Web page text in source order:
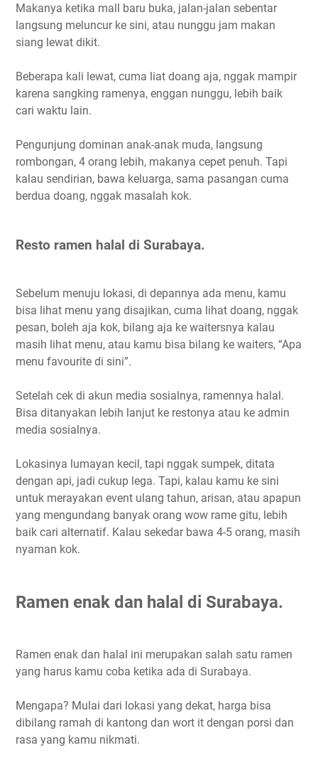
Makanya ketika mall baru buka, jalan-jalan sebentar
langsung meluncur ke sini, atau nunggu jam makan
siang lewat dikit.
Beberapa kali lewat, cuma liat doang aja, nggak mampir
karena sangking ramenya, enggan nunggu, lebih baik
cari waktu lain.
Pengunjung dominan anak-anak muda, langsung
rombongan, 4 orang lebih, makanya cepet penuh. Tapi
kalau sendirian, bawa keluarga, sama pasangan cuma
berdua doang, nggak masalah kok.
Resto ramen halal di Surabaya.
Sebelum menuju lokasi, di depannya ada menu, kamu
bisa lihat menu yang disajikan, cuma lihat doang, nggak
pesan, boleh aja kok, bilang aja ke waitersnya kalau
masih lihat menu, atau kamu bisa bilang ke waiters, “Apa
menu favourite di sini”.
Setelah cek di akun media sosialnya, ramennya halal.
Bisa ditanyakan lebih lanjut ke restonya atau ke admin
media sosialnya.
Lokasinya lumayan kecil, tapi nggak sumpek, ditata
dengan api, jadi cukup lega. Tapi, kalau kamu ke sini
untuk merayakan event ulang tahun, arisan, atau apapun
yang mengundang banyak orang wow rame gitu, lebih
baik cari alternatif. Kalau sekedar bawa 4-5 orang, masih
nyaman kok.
Ramen enak dan halal di Surabaya.
Ramen enak dan halal ini merupakan salah satu ramen
yang harus kamu coba ketika ada di Surabaya.
Mengapa? Mulai dari lokasi yang dekat, harga bisa
dibilang ramah di kantong dan wort it dengan porsi dan
rasa yang kamu nikmati.